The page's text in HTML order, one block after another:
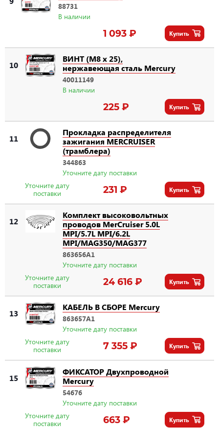
88731
В наличии
1 093 ₽ Купить
10
ВИНТ (M8 x 25),
нержавеющая сталь Mercury
40011149
В наличии
225 ₽ Купить
11
Прокладка распределителя
зажигания MERCRUISER
(трамблера)
344863
Уточните дату поставки
Уточните дату
поставки
231 ₽ Купить
12
Комплект высоковольтных
проводов MerCruiser 5.0L
MPI/5.7L MPI/6.2L
MPI/MAG350/MAG377
863656A1
Уточните дату поставки
Уточните дату
поставки
24 616 ₽ Купить
13
КАБЕЛЬ В СБОРЕ Mercury
863657A1
Уточните дату поставки
Уточните дату
поставки
7 355 ₽ Купить
15
ФИКСАТОР Двухпроводной
Mercury
54676
Уточните дату поставки
Уточните дату
поставки
663 ₽ Купить